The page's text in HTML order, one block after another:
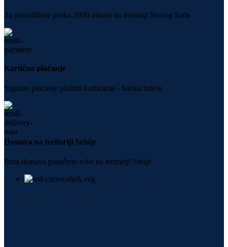
Za porudžbine preko 2000 dinara na teritoriji Novog Sada
Kartično plaćanje
Sigurno plaćanje platnm karticama - banka Intesa
Dostava na teritoriji Srbije
Brza dostava poručene robe na teritoriji Srbije